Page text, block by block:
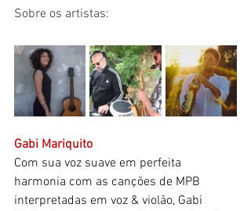
Sobre os artistas:
Gabi Mariquito
Com sua voz suave em perfeita
harmonia com as canções de MPB
interpretadas em voz & violão, Gabi